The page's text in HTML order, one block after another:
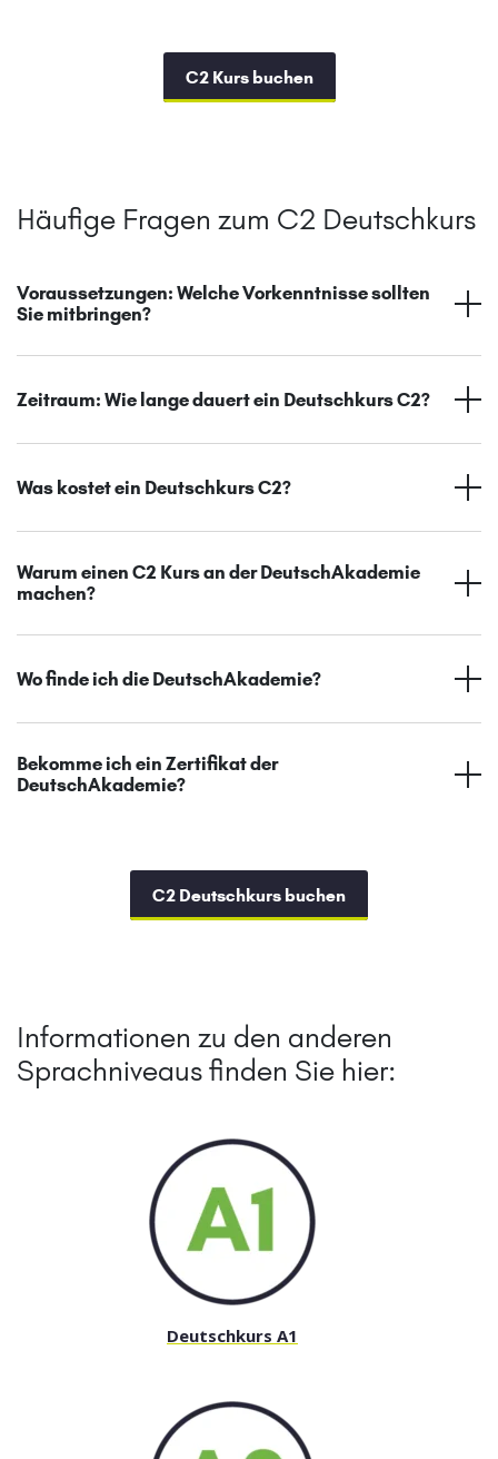
C2 Kurs buchen
Häufige Fragen zum C2 Deutschkurs
Voraussetzungen: Welche Vorkenntnisse sollten
Sie mitbringen?
Zeitraum: Wie lange dauert ein Deutschkurs C2?
Was kostet ein Deutschkurs C2?
Warum einen C2 Kurs an der DeutschAkademie
machen?
Wo finde ich die DeutschAkademie?
Bekomme ich ein Zertifikat der
DeutschAkademie?
C2 Deutschkurs buchen
Informationen zu den anderen
Sprachniveaus finden Sie hier:
Deutschkurs A1